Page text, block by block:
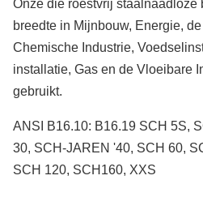
Onze die roestvrij staalnaadloze
breedte in Mijnbouw, Energie,
Chemische Industrie,
installatie, Gas en de Vloeibare
gebruikt.
ANSI B16.10: B16.19 SCH 5S,
30, SCH-JAREN '40, SCH 60,
SCH 120, SCH160, XXS